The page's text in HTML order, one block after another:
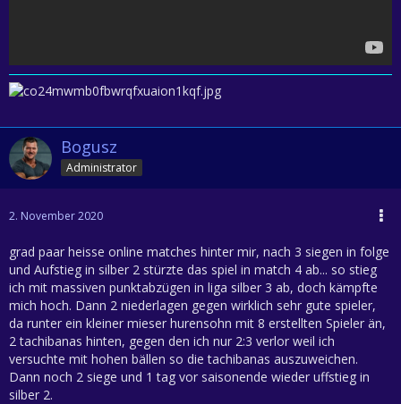
Bogusz
Administrator
2. November 2020
grad paar heisse online matches hinter mir, nach 3 siegen in folge
und Aufstieg in silber 2 stürzte das spiel in match 4 ab... so stieg
ich mit massiven punktabzügen in liga silber 3 ab, doch kämpfte
mich hoch. Dann 2 niederlagen gegen wirklich sehr gute spieler,
da runter ein kleiner mieser hurensohn mit 8 erstellten Spieler än,
2 tachibanas hinten, gegen den ich nur 2:3 verlor weil ich
versuchte mit hohen bällen so die tachibanas auszuweichen.
Dann noch 2 siege und 1 tag vor saisonende wieder uffstieg in
silber 2.